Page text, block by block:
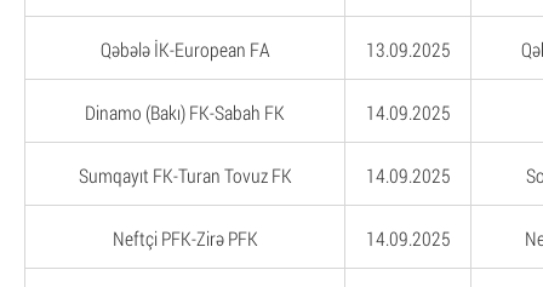
Qəbələ İK-European FA 13.09.2025
Dinamo (Bakı) FK-Sabah FK 14.09.2025
Sumqayıt FK-Turan Tovuz FK 14.09.2025
Neftçi PFK-Zirə PFK 14.09.2025